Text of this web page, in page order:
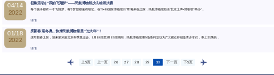
04/14
2022
征集活动 | “我的飞翔梦”——民航博物馆少儿绘画大赛
每个孩子都有一个飞翔梦，每个梦想都值得铭记。在“5•18国际博物馆日”即将来临之际，民航博物馆联合“北京之声•博物馆”举办“...
详情
01/18
2022
庆新春 迎冬奥，快来民航博物馆里 “过大年”！
虎年新春之际，迎来第24届北京冬季奥运会。1月18日至2月15日期间，民航博物馆用5场系列活动为广大观众特别是青少年们，奉上丰厚的...
详情
上5页 上一页 26 27 28 29 30 下一页 下5页